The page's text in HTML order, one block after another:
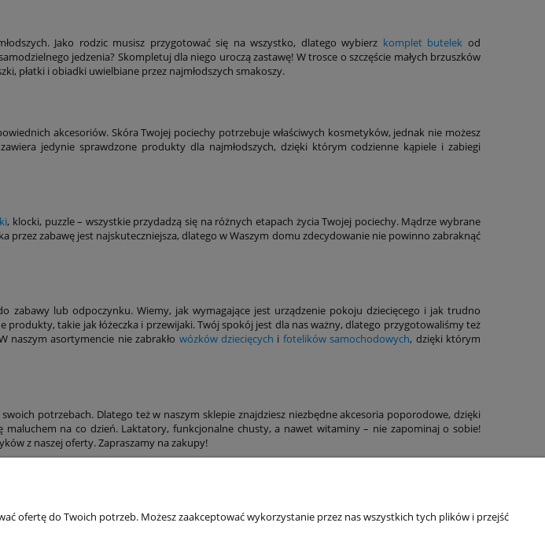
Jako rodzic musisz przygotować się na wszystko, dlatego wybierz komplet butelek od
jedzenia? Skompletuj dla niego uroczą zastawę! W trosce o szczęście małych brzuszków
płatki i obiadki uwielbiane przez najmłodszych smakoszy.
akcesoriów. Skóra Twojej pociechy potrzebuje właściwych kosmetyków, jednak nie możesz
jedynie sprawdzone produkty dla najmłodszych, dzięki którym codzienne kąpiele i zabiegi
, klocki, puzzle – wszystkie przydadzą się na różnych etapach życia Twojej pociechy. Mądrze wybrane
przez zabawę jest najskuteczniejsza, dlatego w Waszym domu zdecydowanie nie powinno zabraknąć
zabawy lub odpoczynku. Wiemy, jak wymagające jest urządzenie pokoju dziecięcego i jak trudno
takie jak łóżeczka i przewijaki. Twój spokój jest dla nas ważny, dlatego przygotowaliśmy też
naszym asortymencie nie zabrakło wózków dziecięcych i fotelików samochodowych, dzięki którym
potrzebach. Dlatego też w naszym sklepie znajdziesz niezbędne akcesoria poporodowe, dzięki
na co dzień. Laktatory, funkcjonalne chusty, a nawet witaminy – nie zapominaj o sobie!
z naszej oferty. Zapraszamy na zakupy!
Moje konto Informacje o sklepie
ofertę do Twoich potrzeb. Możesz zaakceptować wykorzystanie przez nas wszystkich tych plików i przejść